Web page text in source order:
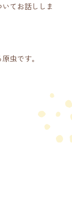
てお話ししま
虫です。